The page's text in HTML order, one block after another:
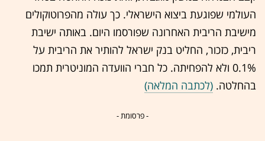
העולמי שפוגעת ביצוא הישראלי. כך עולה מהפרוטוקולים
מישיבת הריבית האחרונה שפורסמו היום. באותה ישיבת
ריבית, כזכור, החליט בנק ישראל להותיר את הריבית על
0.1% ולא להפחיתה. כל חברי הוועדה המוניטרית תמכו
בהחלטה. (לכתבה המלאה)
- פרסומת -